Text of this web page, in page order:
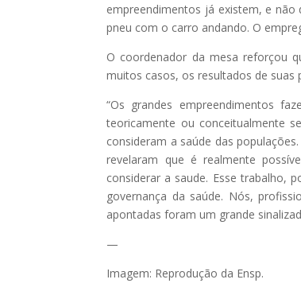
empreendimentos já existem, e não
pneu com o carro andando. O
O coordenador da mesa reforçou
muitos casos, os resultados de suas
“Os grandes empreendimentos
teoricamente ou conceitualmente
consideram a saúde das
revelaram que é realmente
considerar a saude. Esse trabalho,
governança da saúde. Nós,
apontadas foram um grande
—
Imagem: Reprodução da Ensp.